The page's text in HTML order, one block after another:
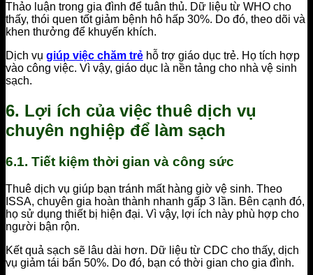
Thảo luận trong gia đình để tuân thủ. Dữ liệu từ WHO cho
thấy, thói quen tốt giảm bệnh hô hấp 30%. Do đó, theo dõi và
khen thưởng để khuyến khích.
Dịch vụ giúp việc chăm trẻ hỗ trợ giáo dục trẻ. Họ tích hợp
vào công việc. Vì vậy, giáo dục là nền tảng cho nhà vệ sinh
sạch.
6. Lợi ích của việc thuê dịch vụ
chuyên nghiệp để làm sạch
6.1. Tiết kiệm thời gian và công sức
Thuê dịch vụ giúp bạn tránh mất hàng giờ vệ sinh. Theo
ISSA, chuyên gia hoàn thành nhanh gấp 3 lần. Bên cạnh đó,
họ sử dụng thiết bị hiện đại. Vì vậy, lợi ích này phù hợp cho
người bận rộn.
Kết quả sạch sẽ lâu dài hơn. Dữ liệu từ CDC cho thấy, dịch
vụ giảm tái bẩn 50%. Do đó, bạn có thời gian cho gia đình.